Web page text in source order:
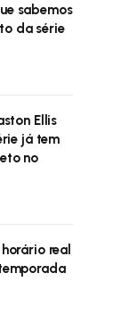
sabemos
da série
Ellis
já tem
no
real